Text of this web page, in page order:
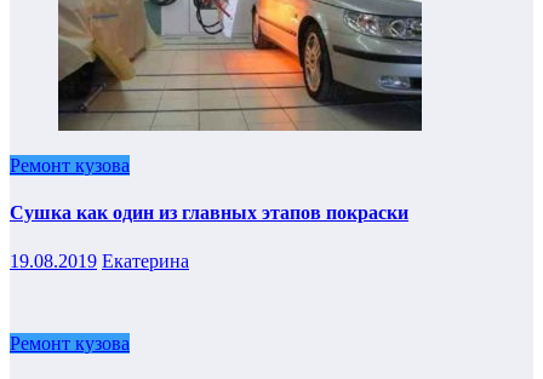
Ремонт кузова
Сушка как один из главных этапов покраски
19.08.2019 Екатерина
Ремонт кузова